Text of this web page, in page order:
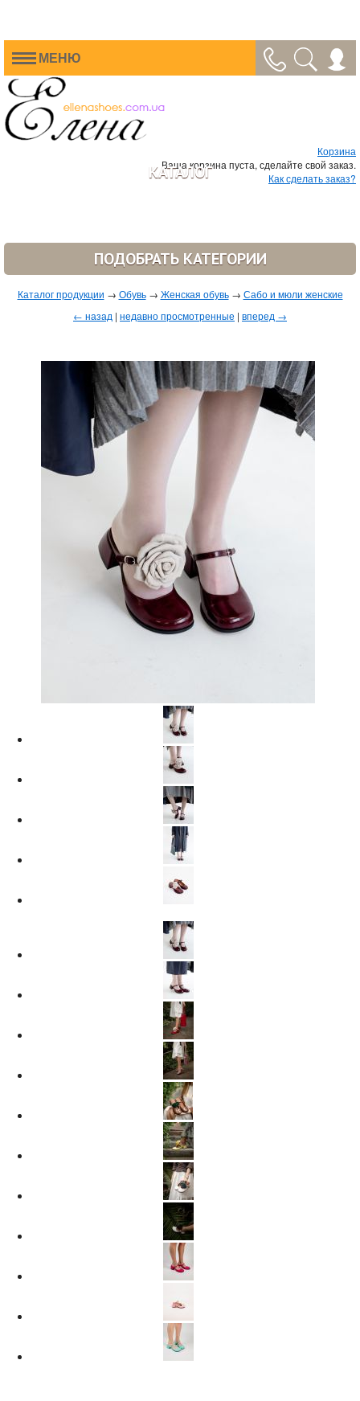
МЕНЮ
Корзина
Ваша корзина пуста, сделайте свой заказ.
Как сделать заказ?
КАТАЛОГ
ПОДОБРАТЬ КАТЕГОРИИ
Каталог продукции → Обувь→ Женская обувь→ Сабо и мюли женские
← назад | недавно просмотренные | вперед →